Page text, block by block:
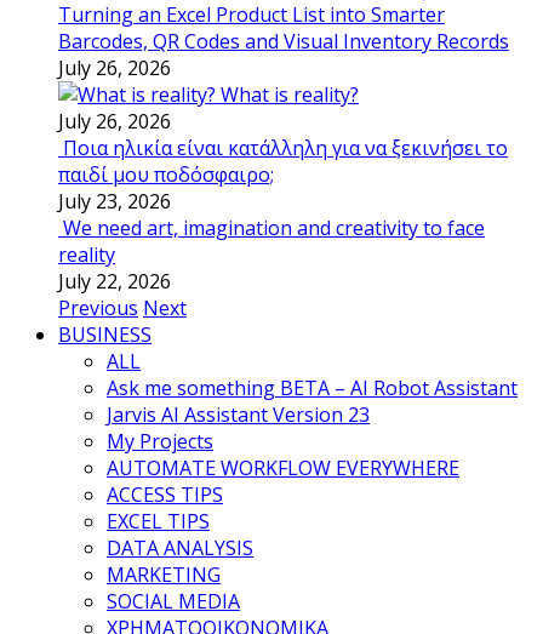
Turning an Excel Product List into Smarter
Barcodes, QR Codes and Visual Inventory Records
July 26, 2026
What is reality?
July 26, 2026
Ποια ηλικία είναι κατάλληλη για να ξεκινήσει το
παιδί μου ποδόσφαιρο;
July 23, 2026
We need art, imagination and creativity to face
reality
July 22, 2026
Previous Next
BUSINESS
ALL
Ask me something BETA – AI Robot Assistant
Jarvis AI Assistant Version 23
My Projects
AUTOMATE WORKFLOW EVERYWHERE
ACCESS TIPS
EXCEL TIPS
DATA ANALYSIS
MARKETING
SOCIAL MEDIA
ΧΡΗΜΑΤΟΟΙΚΟΝΟΜΙΚΑ